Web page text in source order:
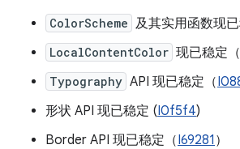
ColorScheme 及其实用函数现
LocalContentColor 现已稳定（
Typography API 现已稳定（
形状 API 现已稳定 (I0f5f4)
Border API 现已稳定（I69281 ）